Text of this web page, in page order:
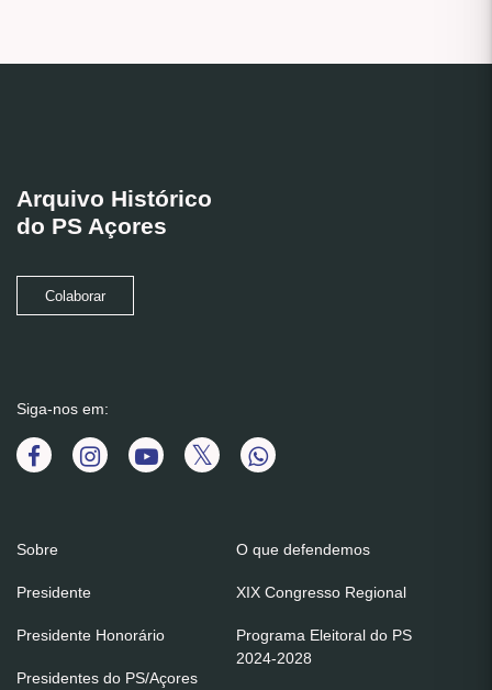
Arquivo Histórico
do PS Açores
Colaborar
Siga-nos em:
Sobre
Presidente
Presidente Honorário
Presidentes do PS/Açores
O que defendemos
XIX Congresso Regional
Programa Eleitoral do PS
2024-2028